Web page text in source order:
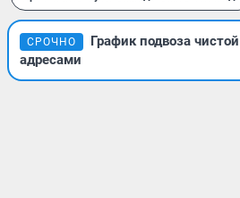
СРОЧНО
График подвоза
адресами